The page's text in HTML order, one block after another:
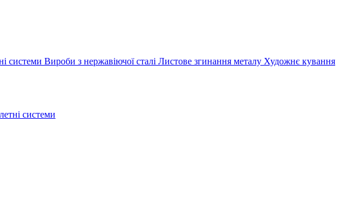
системи Вироби з нержавіючої сталі Листове згинання металу Художнє кування
системи